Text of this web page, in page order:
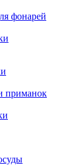
фонарей
приманок